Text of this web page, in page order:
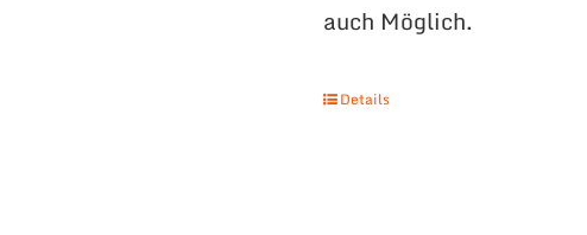
auch Möglich.
Details